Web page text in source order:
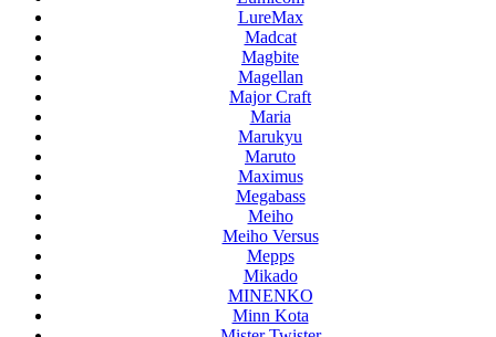
LureMax
Madcat
Magbite
Magellan
Major Craft
Maria
Marukyu
Maruto
Maximus
Megabass
Meiho
Meiho Versus
Mepps
Mikado
MINENKO
Minn Kota